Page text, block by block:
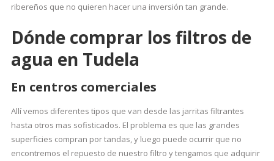
ribereños que no quieren hacer una inversión tan grande.
Dónde comprar los filtros de
agua en Tudela
En centros comerciales
Allí vemos diferentes tipos que van desde las jarritas filtrantes
hasta otros mas sofisticados. El problema es que las grandes
superficies compran por tandas, y luego puede ocurrir que no
encontremos el repuesto de nuestro filtro y tengamos que adquirir